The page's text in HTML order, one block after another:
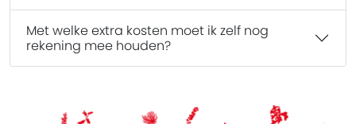
Met welke extra kosten moet ik zelf nog
rekening mee houden?